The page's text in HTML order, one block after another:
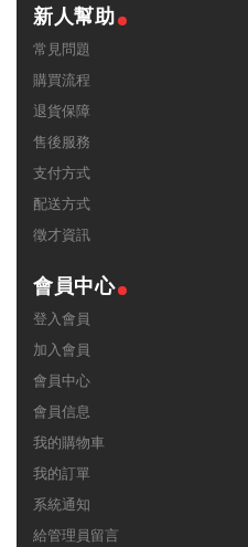
新人幫助
常見問題
購買流程
退貨保障
售後服務
支付方式
配送方式
徵才資訊
會員中心
登入會員
加入會員
會員中心
會員信息
我的購物車
我的訂單
系統通知
給管理員留言